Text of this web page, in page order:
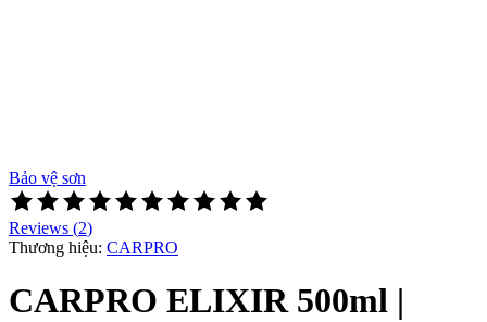
Bảo vệ sơn
based
on
Reviews (2)
Thương hiệu: CARPRO
CARPRO ELIXIR 500ml |